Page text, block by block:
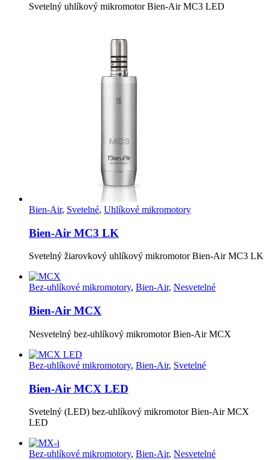
Svetelný uhlíkový mikromotor Bien-Air MC3 LED
Bien-Air, Svetelné, Uhlíkové mikromotory
Bien-Air MC3 LK
Svetelný žiarovkový uhlíkový mikromotor Bien-Air MC3 LK
Bez-uhlíkové mikromotory, Bien-Air, Nesvetelné
Bien-Air MCX
Nesvetelný bez-uhlíkový mikromotor Bien-Air MCX
Bez-uhlíkové mikromotory, Bien-Air, Svetelné
Bien-Air MCX LED
Svetelný (LED) bez-uhlíkový mikromotor Bien-Air MCX
LED
Bez-uhlíkové mikromotory, Bien-Air, Nesvetelné